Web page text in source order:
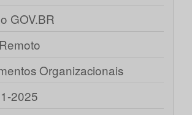
GOV.BR
Organizacionais
2025